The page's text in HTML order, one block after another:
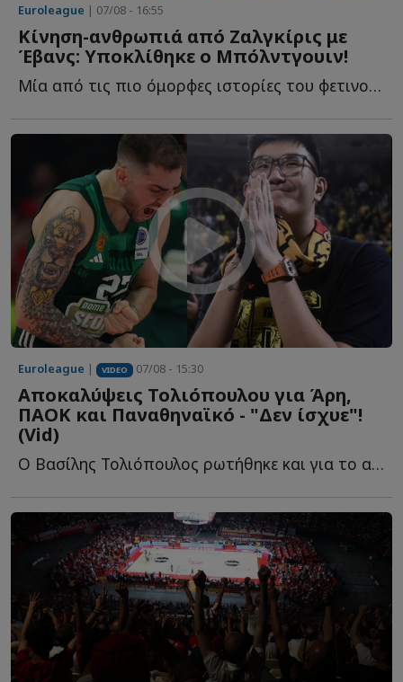
Euroleague | 07/08 - 16:55
Κίνηση-ανθρωπιά από Ζαλγκίρις με
Έβανς: Υποκλίθηκε ο Μπόλντγουιν!
Μία από τις πιο όμορφες ιστορίες του φετινού καλοκαιριού σ...
Euroleague | VIDEO 07/08 - 15:30
Αποκαλύψεις Τολιόπουλου για Άρη,
ΠΑΟΚ και Παναθηναϊκό - "Δεν ίσχυε"!
(Vid)
Ο Βασίλης Τολιόπουλος ρωτήθηκε και για το αν η απόφασή τ...